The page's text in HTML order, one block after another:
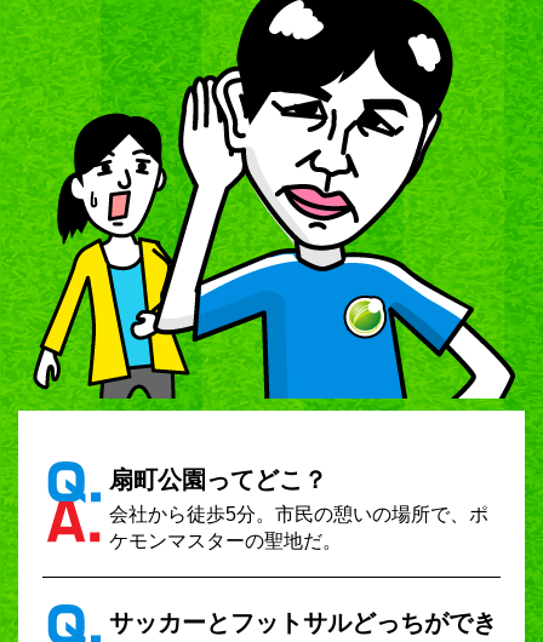
扇町公園ってどこ？
会社から徒歩5分。市民の憩いの場所で、ポ
ケモンマスターの聖地だ。
サッカーとフットサルどっちができ